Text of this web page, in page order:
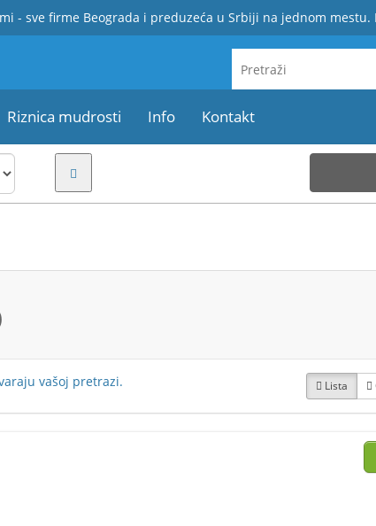
- sve firme Beograda i preduzeća u Srbiji na jednom
Riznica mudrosti Info Kontakt
Lista
vašoj pretrazi.